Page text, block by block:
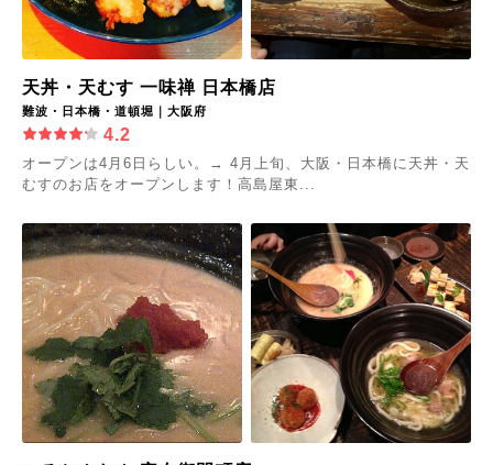
天丼・天むす 一味禅 日本橋店
難波・日本橋・道頓堀｜大阪府
4.2
オープンは4月6日らしい。→ 4月上旬、大阪・日本橋に天丼・天
むすのお店をオープンします！高島屋東...